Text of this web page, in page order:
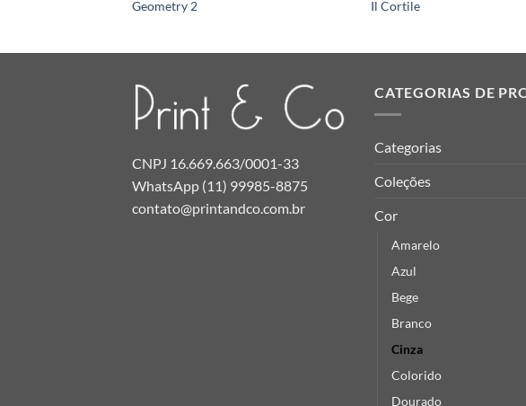
Geometry 2 Il Cortile
CNPJ 16.669.663/0001-33
WhatsApp (11) 99985-8875
contato@printandco.com.br
CATEGORIAS DE
Categorias
Coleções
Cor
Amarelo
Azul
Bege
Branco
Cinza
Colorido
Dourado